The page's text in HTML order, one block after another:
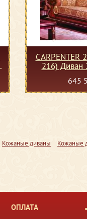
216) Диван
645
Кожаные диваны Кожаные
ОПЛАТА